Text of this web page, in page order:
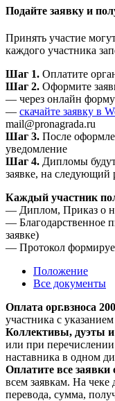
Подайте заявку и
Принять участие
каждого участника
Шаг 1. Оплатите
Шаг 2. Оформите
— через онлайн форму
— скачайте заявку в
mail@pronagrada.ru
Шаг 3. После
уведомление
Шаг 4. Дипломы
заявке, на следующий
Каждый участник
— Диплом, Приказ о
— Благодарственное
заявке)
— Протокол
Положение
Все документы
Оплата орг.взноса
участника с
Коллективы, дуэты и
или при
наставника в одном
Оплатите все
всем заявкам. На
перевода, сумма,